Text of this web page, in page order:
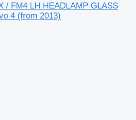
/ FM4 LH HEADLAMP GLASS
4 (from 2013)